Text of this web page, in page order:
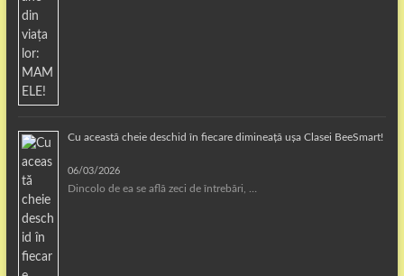
Cu această cheie deschid în fiecare dimineață ușa Clasei BeeSmart!
06/03/2026
Dincolo de ea se află zeci de întrebări, …